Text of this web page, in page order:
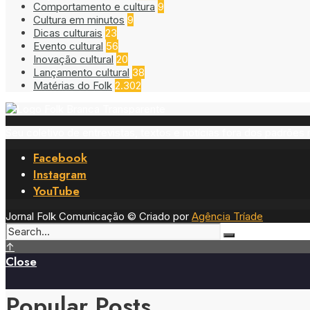
Comportamento e cultura 9
Cultura em minutos 9
Dicas culturais 23
Evento cultural 56
Inovação cultural 20
Lançamento cultural 38
Matérias do Folk 2.302
Facebook
Instagram
YouTube
Jornal Folk Comunicação © Criado por Agência Tríade
Pesquisar
↑
Close